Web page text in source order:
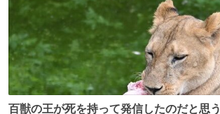
百獣の王が死を持って発信したのだと思う 高温多湿が尋常